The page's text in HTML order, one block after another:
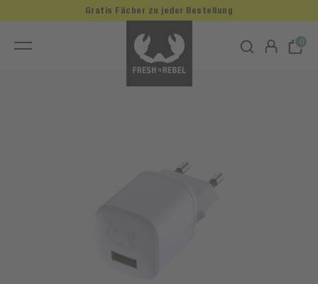
0
Gratis Fächer zu jeder Bestellung